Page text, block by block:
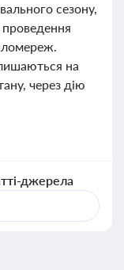
сезону,
проведення
на
через дію
джерела